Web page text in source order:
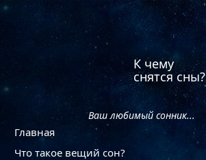
К чему
снятся сны?
Ваш любимый сонник...
Главная
Что такое вещий сон?